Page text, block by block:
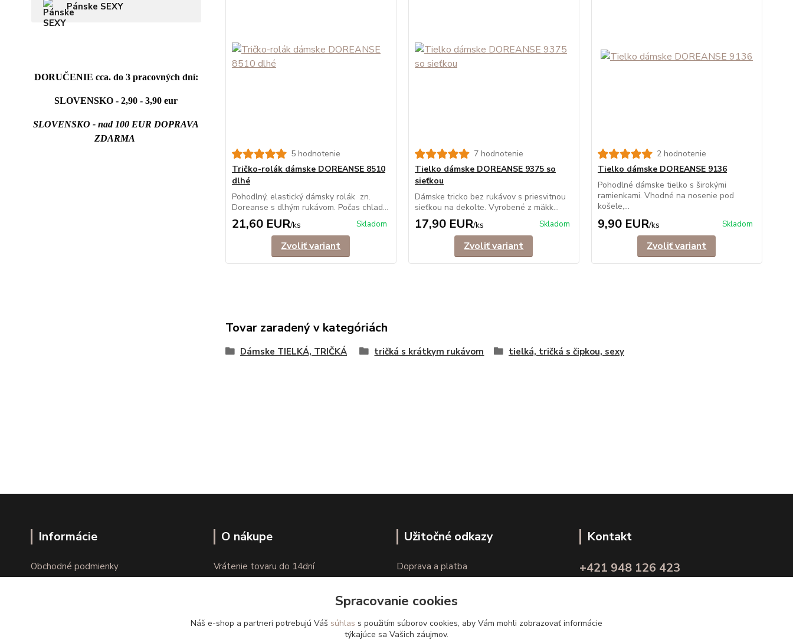
Pánske SEXY
DORUČENIE cca. do 3 pracovných dní:
SLOVENSKO - 2,90 - 3,90 eur
SLOVENSKO - nad 100 EUR DOPRAVA
ZDARMA
5 hodnotenie
Tričko-rolák dámske DOREANSE 8510
dlhé
Pohodlný, elastický dámsky rolák zn.
Doreanse s dlhým rukávom. Počas chlad...
21,60 EUR/ks Skladom
Zvoliť variant
7 hodnotenie
Tielko dámske DOREANSE 9375 so
sieťkou
Dámske tricko bez rukávov s priesvitnou
sieťkou na dekolte. Vyrobené z mäkk...
17,90 EUR/ks Skladom
Zvoliť variant
2 hodnotenie
Tielko dámske DOREANSE 9136
Pohodlné dámske tielko s širokými
ramienkami. Vhodné na nosenie pod
košele,...
9,90 EUR/ks Skladom
Zvoliť variant
Tovar zaradený v kategóriách
Dámske TIELKÁ, TRIČKÁ tričká s krátkym rukávom tielká, tričká s čipkou, sexy
Informácie
Obchodné podmienky
O nákupe
Vrátenie tovaru do 14dní
Užitočné odkazy
Doprava a platba
Kontakt
+421 948 126 423
Spracovanie cookies
Náš e-shop a partneri potrebujú Váš súhlas s použitím súborov cookies, aby Vám mohli zobrazovať informácie
týkajúce sa Vašich záujmov.